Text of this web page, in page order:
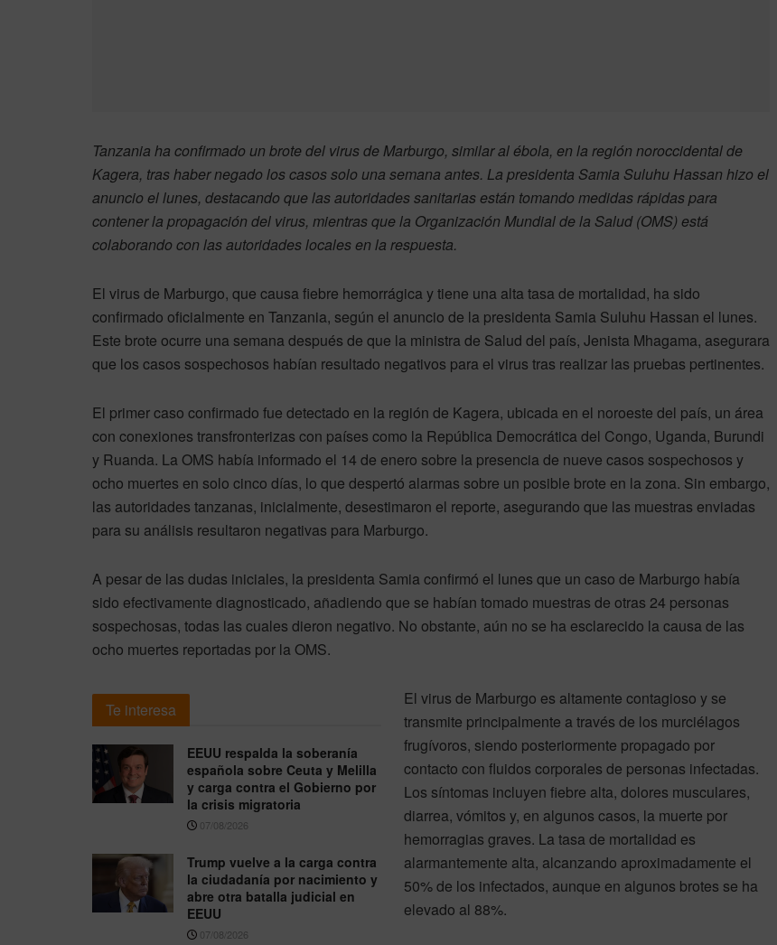
Tanzania ha confirmado un brote del virus de Marburgo, similar al ébola, en la región noroccidental de
Kagera, tras haber negado los casos solo una semana antes. La presidenta Samia Suluhu Hassan hizo el
anuncio el lunes, destacando que las autoridades sanitarias están tomando medidas rápidas para
contener la propagación del virus, mientras que la Organización Mundial de la Salud (OMS) está
colaborando con las autoridades locales en la respuesta.
El virus de Marburgo, que causa fiebre hemorrágica y tiene una alta tasa de mortalidad, ha sido
confirmado oficialmente en Tanzania, según el anuncio de la presidenta Samia Suluhu Hassan el lunes.
Este brote ocurre una semana después de que la ministra de Salud del país, Jenista Mhagama, asegurara
que los casos sospechosos habían resultado negativos para el virus tras realizar las pruebas pertinentes.
El primer caso confirmado fue detectado en la región de Kagera, ubicada en el noroeste del país, un área
con conexiones transfronterizas con países como la República Democrática del Congo, Uganda, Burundi
y Ruanda. La OMS había informado el 14 de enero sobre la presencia de nueve casos sospechosos y
ocho muertes en solo cinco días, lo que despertó alarmas sobre un posible brote en la zona. Sin embargo,
las autoridades tanzanas, inicialmente, desestimaron el reporte, asegurando que las muestras enviadas
para su análisis resultaron negativas para Marburgo.
A pesar de las dudas iniciales, la presidenta Samia confirmó el lunes que un caso de Marburgo había
sido efectivamente diagnosticado, añadiendo que se habían tomado muestras de otras 24 personas
sospechosas, todas las cuales dieron negativo. No obstante, aún no se ha esclarecido la causa de las
ocho muertes reportadas por la OMS.
Te interesa
EEUU respalda la soberanía
española sobre Ceuta y Melilla
y carga contra el Gobierno por
la crisis migratoria
07/08/2026
Trump vuelve a la carga contra
la ciudadanía por nacimiento y
abre otra batalla judicial en
EEUU
07/08/2026
El virus de Marburgo es altamente contagioso y se
transmite principalmente a través de los murciélagos
frugívoros, siendo posteriormente propagado por
contacto con fluidos corporales de personas infectadas.
Los síntomas incluyen fiebre alta, dolores musculares,
diarrea, vómitos y, en algunos casos, la muerte por
hemorragias graves. La tasa de mortalidad es
alarmantemente alta, alcanzando aproximadamente el
50% de los infectados, aunque en algunos brotes se ha
elevado al 88%.